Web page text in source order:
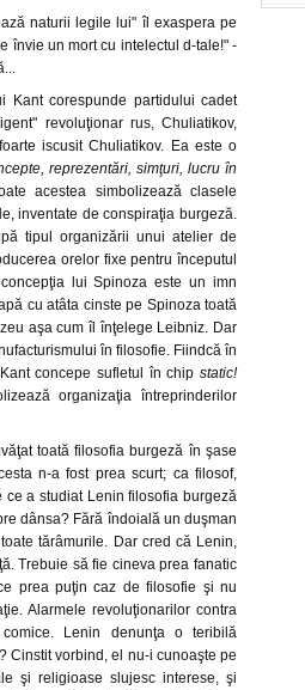
naturii legile lui" îl exaspera pe
învie un mort cu intelectul d-tale!" -
Kant corespunde partidului cadet
revoluţionar rus, Chuliatikov,
iscusit Chuliatikov. Ea este o
reprezentări, simţuri, lucru în
acestea simbolizează clasele
inventate de conspiraţia burgeză.
tipul organizării unui atelier de
orelor fixe pentru începutul
lui Spinoza este un imn
cu atâta cinste pe Spinoza toată
aşa cum îl înţelege Leibniz. Dar
în filosofie. Fiindcă în
concepe sufletul în chip static!
organizaţia întreprinderilor
toată filosofia burgeză în şase
n-a fost prea scurt; ca filosof,
ce a studiat Lenin filosofia burgeză
dânsa? Fără îndoială un duşman
tărâmurile. Dar cred că Lenin,
Trebuie să fie cineva prea fanatic
prea puţin caz de filosofie şi nu
Alarmele revoluţionarilor contra
Lenin denunţa o teribilă
Cinstit vorbind, el nu-i cunoaşte pe
şi religioase slujesc interese, şi